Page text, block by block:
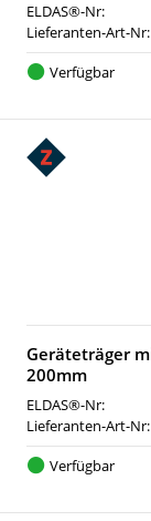
ELDAS®-Nr:
Lieferanten-Art-Nr:
Verfügbar
Geräteträger
200mm
ELDAS®-Nr:
Lieferanten-Art-Nr:
Verfügbar